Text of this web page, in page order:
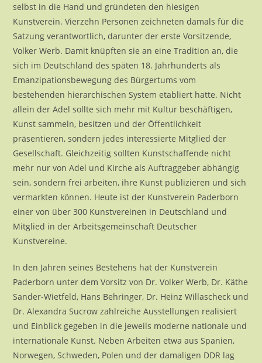
selbst in die Hand und gründeten den hiesigen
Kunstverein. Vierzehn Personen zeichneten damals für die
Satzung verantwortlich, darunter der erste Vorsitzende,
Volker Werb. Damit knüpften sie an eine Tradition an, die
sich im Deutschland des späten 18. Jahrhunderts als
Emanzipationsbewegung des Bürgertums vom
bestehenden hierarchischen System etabliert hatte. Nicht
allein der Adel sollte sich mehr mit Kultur beschäftigen,
Kunst sammeln, besitzen und der Öffentlichkeit
präsentieren, sondern jedes interessierte Mitglied der
Gesellschaft. Gleichzeitig sollten Kunstschaffende nicht
mehr nur von Adel und Kirche als Auftraggeber abhängig
sein, sondern frei arbeiten, ihre Kunst publizieren und sich
vermarkten können. Heute ist der Kunstverein Paderborn
einer von über 300 Kunstvereinen in Deutschland und
Mitglied in der Arbeitsgemeinschaft Deutscher
Kunstvereine.
In den Jahren seines Bestehens hat der Kunstverein
Paderborn unter dem Vorsitz von Dr. Volker Werb, Dr. Käthe
Sander-Wietfeld, Hans Behringer, Dr. Heinz Willascheck und
Dr. Alexandra Sucrow zahlreiche Ausstellungen realisiert
und Einblick gegeben in die jeweils moderne nationale und
internationale Kunst. Neben Arbeiten etwa aus Spanien,
Norwegen, Schweden, Polen und der damaligen DDR lag